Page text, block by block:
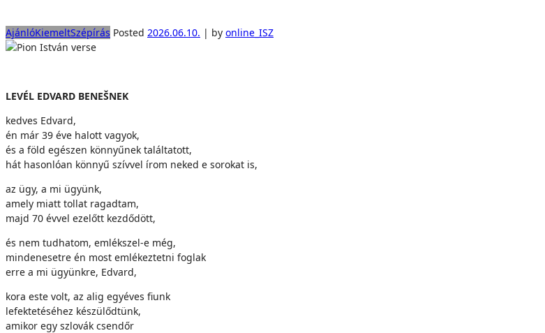
AjánlóKiemeltSzépírás Posted 2026.06.10. | by online_ISZ
LEVÉL EDVARD BENEŠNEK
kedves Edvard,
én már 39 éve halott vagyok,
és a föld egészen könnyűnek találtatott,
hát hasonlóan könnyű szívvel írom neked e sorokat is,
az ügy, a mi ügyünk,
amely miatt tollat ragadtam,
majd 70 évvel ezelőtt kezdődött,
és nem tudhatom, emlékszel-e még,
mindenesetre én most emlékeztetni foglak
erre a mi ügyünkre, Edvard,
kora este volt, az alig egyéves fiunk
lefektetéséhez készülődtünk,
amikor egy szlovák csendőr